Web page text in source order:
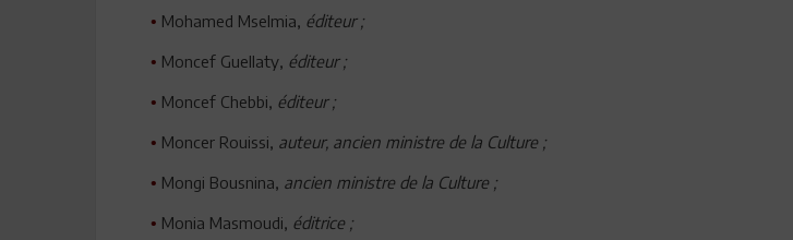
• Mohamed Mselmia, éditeur ;
• Moncef Guellaty, éditeur ;
• Moncef Chebbi, éditeur ;
• Moncer Rouissi, auteur, ancien ministre de la Culture ;
• Mongi Bousnina, ancien ministre de la Culture ;
• Monia Masmoudi, éditrice ;